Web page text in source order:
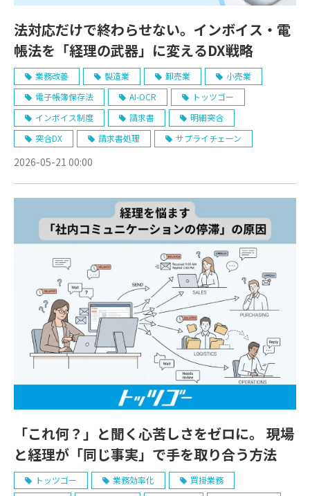
法対応だけで終わらせない。インボイス・電
帳法を「経理の武器」に変えるDX戦略
業務改善 製造業 卸売業
小売業
電子帳簿保存法
AI-OCR
トッツゴー
インボイス制度
請求書
明細突合
突合DX
請求書処理 サプライチェーン
2026-05-21 00:00
「これ何？」と聞く心苦しさをゼロに。 現場
と経理が「同じ事実」で手を取り合う方法
トッツゴー 業務効率化
買掛業務